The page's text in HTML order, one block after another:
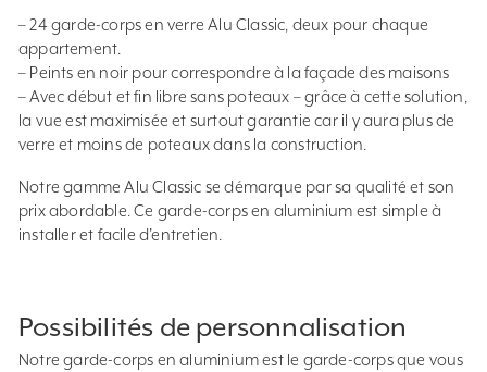
– 24 garde-corps en verre Alu Classic, deux pour chaque
appartement.
– Peints en noir pour correspondre à la façade des maisons
– Avec début et fin libre sans poteaux – grâce à cette solution,
la vue est maximisée et surtout garantie car il y aura plus de
verre et moins de poteaux dans la construction.
Notre gamme Alu Classic se démarque par sa qualité et son
prix abordable. Ce garde-corps en aluminium est simple à
installer et facile d’entretien.
Possibilités de personnalisation
Notre garde-corps en aluminium est le garde-corps que vous